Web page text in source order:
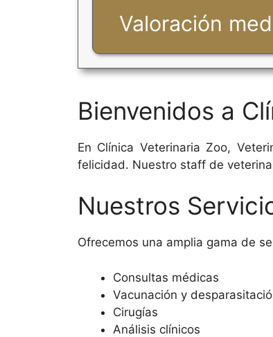
Valoración
Bienvenidos a
En Clínica Veterinaria Zoo,
felicidad. Nuestro staff de
Nuestros
Ofrecemos una amplia gama de
Consultas médicas
Vacunación y
Cirugías
Análisis clínicos